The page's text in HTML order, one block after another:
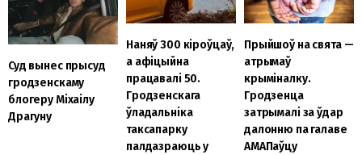
Суд вынес прысуд
гродзенскаму
блогеру Міхаілу
Драгуну
Наняў 300 кіроўцаў,
а афіцыйна
працавалі 50.
Гродзенскага
ўладальніка
таксапарку
палдазраюць у
Прыйшоў на свята —
атрымаў
крыміналку.
Гродзенца
затрымалі за ўдар
далонню па галаве
АМАПаўцу